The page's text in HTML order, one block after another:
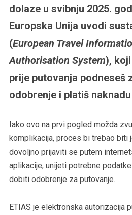
dolaze u svibnju 2025.
Europska Unija uvodi
(European Travel
Authorisation System),
prije putovanja podneseš
odobrenje i platiš
Iako ovo na prvi pogled možda
komplikacija, proces bi trebao biti
dovoljno prijaviti se putem
aplikacije, unijeti potrebne
dobiti odobrenje za putovanje.
ETIAS je elektronska autorizacija